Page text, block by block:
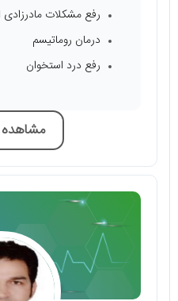
رفع مشکلات مادرزادی
درمان روماتیسم
رفع درد استخوان
مشاهده